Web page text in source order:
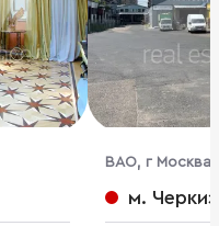
ВАО, г Москва,
м.